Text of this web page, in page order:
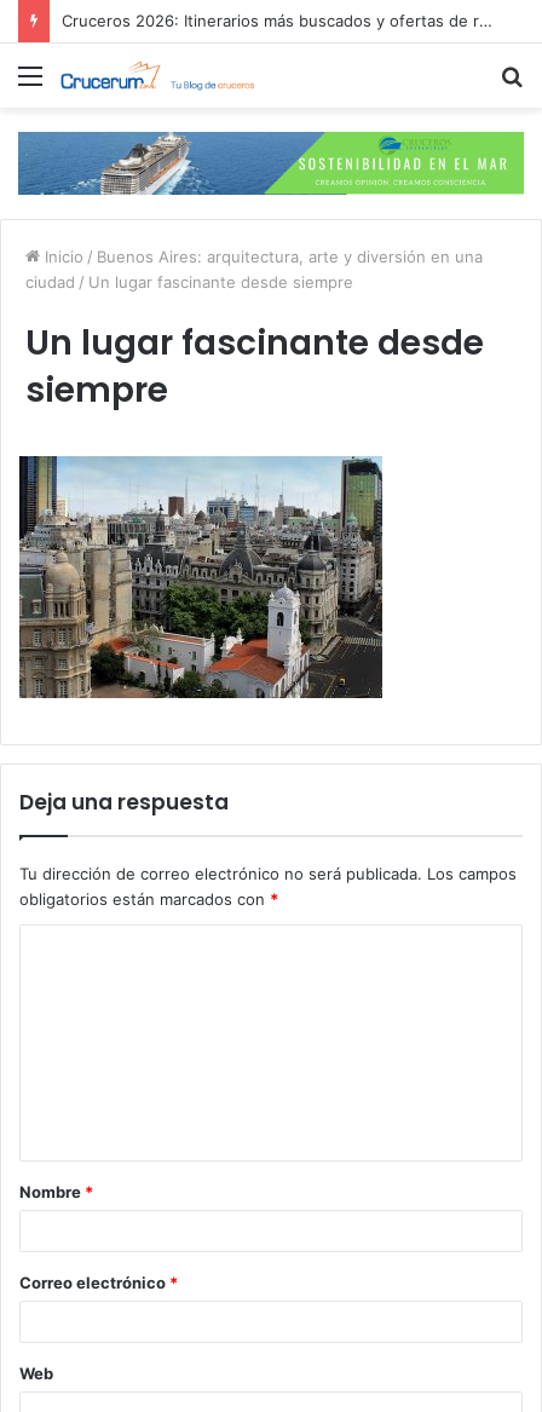
¿Es mejor contratar las excursiones en el crucero o directamente en el puerto?
Menú
Inicio / Buenos Aires: arquitectura, arte y diversión en una
ciudad / Un lugar fascinante desde siempre
Un lugar fascinante desde
siempre
Deja una respuesta
Tu dirección de correo electrónico no será publicada. Los campos
obligatorios están marcados con *
a
r
*
Nombre *
Correo electrónico *
Web